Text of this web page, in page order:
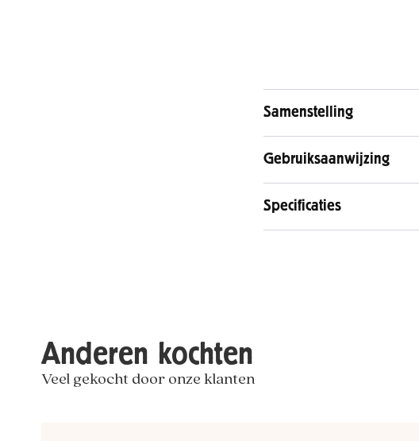
Samenstelling
Gebruiksaanwijzing
Specificaties
Anderen kochten
Veel gekocht door onze klanten